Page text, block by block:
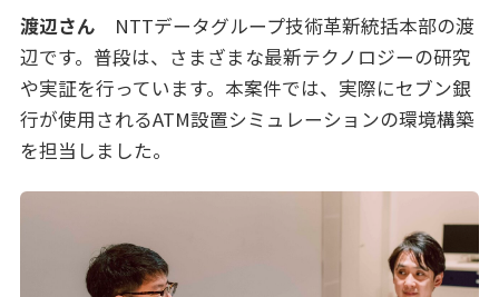
渡辺さん NTTデータグループ技術革新統括本部の渡
辺です。普段は、さまざまな最新テクノロジーの研究
や実証を行っています。本案件では、実際にセブン銀
行が使用されるATM設置シミュレーションの環境構築
を担当しました。